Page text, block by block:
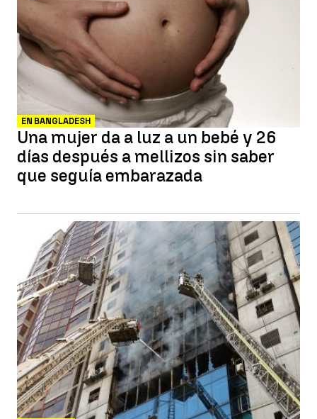
EN BANGLADESH
Una mujer da a luz a un bebé y 26
días después a mellizos sin saber
que seguía embarazada